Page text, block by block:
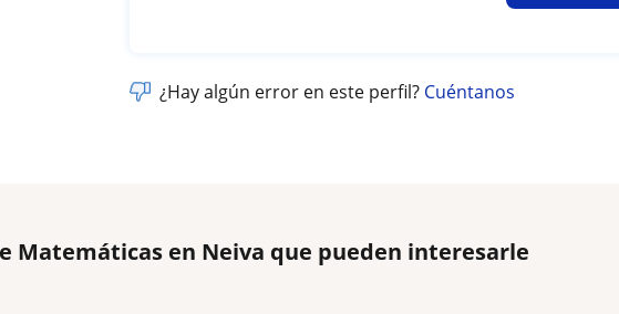
¿Hay algún error en este perfil? Cuéntanos
Matemáticas en Neiva que pueden interesarle